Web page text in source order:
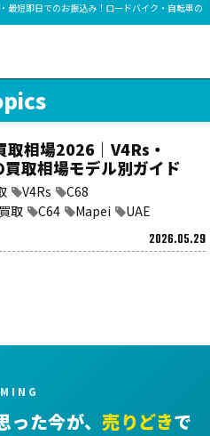
短即日でのお振込み！ロードバイク・自転車の
取相場2026｜V4Rs・
取相場モデル別ガイド
V4Rs
C68
取
C64 Mapei UAE
2026.05.29
った今が、売りどきで